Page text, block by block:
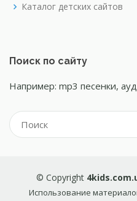
Каталог детских сайтов
Поиск по сайту
Например: mp3 песенки,
© Copyright
Использование